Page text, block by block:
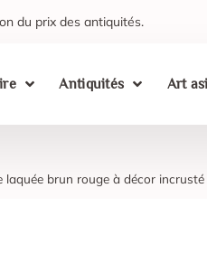
du prix des antiquités.
Antiquités Art
laquée brun rouge à décor